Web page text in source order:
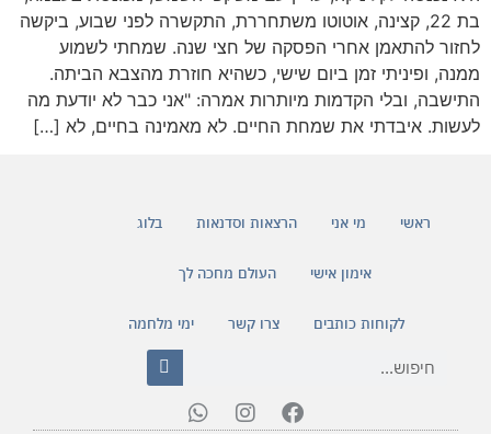
בת 22, קצינה, אוטוטו משתחררת, התקשרה לפני שבוע, ביקשה
לחזור להתאמן אחרי הפסקה של חצי שנה. שמחתי לשמוע
ממנה, ופיניתי זמן ביום שישי, כשהיא חוזרת מהצבא הביתה.
התישבה, ובלי הקדמות מיותרות אמרה: "אני כבר לא יודעת מה
לעשות. איבדתי את שמחת החיים. לא מאמינה בחיים, לא […]
ראשי מי אני הרצאות וסדנאות בלוג
אימון אישי העולם מחכה לך
לקוחות כותבים צרו קשר ימי מלחמה